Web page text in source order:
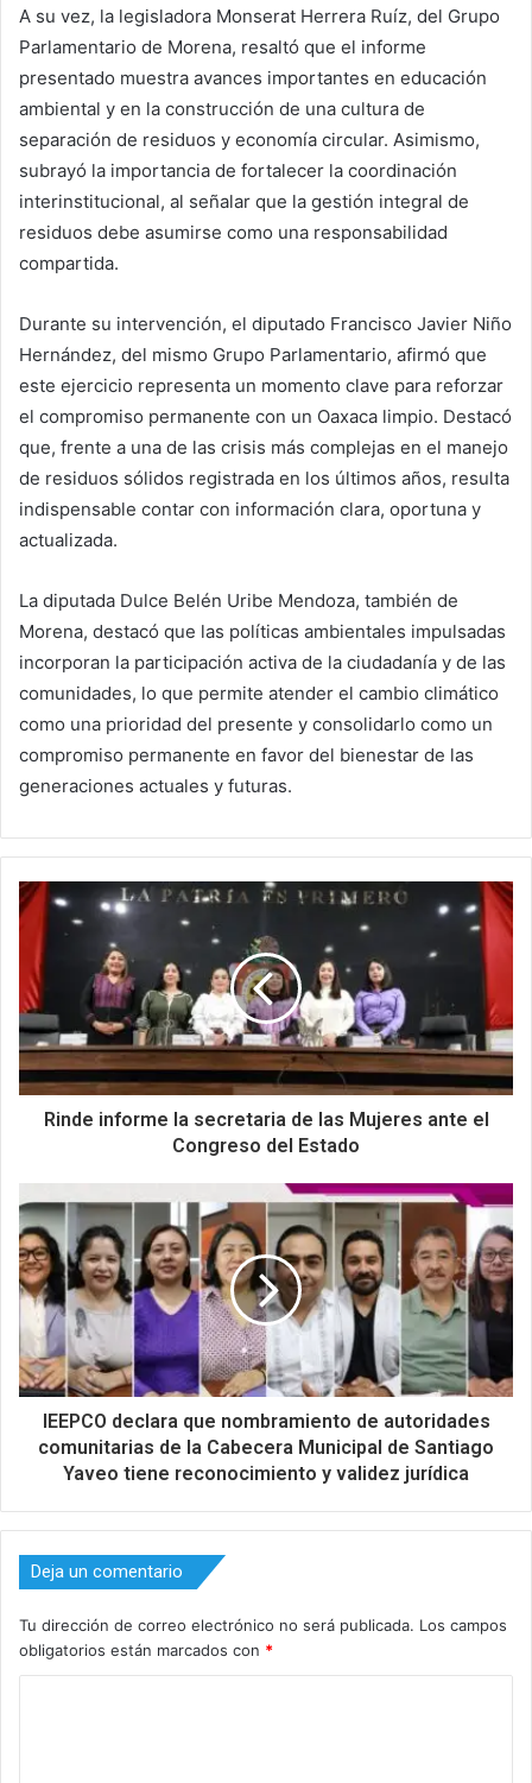
A su vez, la legisladora Monserat Herrera Ruíz, del Grupo
Parlamentario de Morena, resaltó que el informe
presentado muestra avances importantes en educación
ambiental y en la construcción de una cultura de
separación de residuos y economía circular. Asimismo,
subrayó la importancia de fortalecer la coordinación
interinstitucional, al señalar que la gestión integral de
residuos debe asumirse como una responsabilidad
compartida.
Durante su intervención, el diputado Francisco Javier Niño
Hernández, del mismo Grupo Parlamentario, afirmó que
este ejercicio representa un momento clave para reforzar
el compromiso permanente con un Oaxaca limpio. Destacó
que, frente a una de las crisis más complejas en el manejo
de residuos sólidos registrada en los últimos años, resulta
indispensable contar con información clara, oportuna y
actualizada.
La diputada Dulce Belén Uribe Mendoza, también de
Morena, destacó que las políticas ambientales impulsadas
incorporan la participación activa de la ciudadanía y de las
comunidades, lo que permite atender el cambio climático
como una prioridad del presente y consolidarlo como un
compromiso permanente en favor del bienestar de las
generaciones actuales y futuras.
Rinde informe la secretaria de las Mujeres ante el
Congreso del Estado
IEEPCO declara que nombramiento de autoridades
comunitarias de la Cabecera Municipal de Santiago
Yaveo tiene reconocimiento y validez jurídica
Deja un comentario
Tu dirección de correo electrónico no será publicada. Los campos
obligatorios están marcados con *